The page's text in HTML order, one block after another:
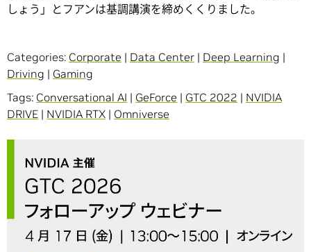
しょう」とフアンは基調講演を締めくくりました。
Categories: Corporate | Data Center | Deep Learning |
Driving | Gaming
Tags: Conversational AI | GeForce | GTC 2022 | NVIDIA
DRIVE | NVIDIA RTX | Omniverse